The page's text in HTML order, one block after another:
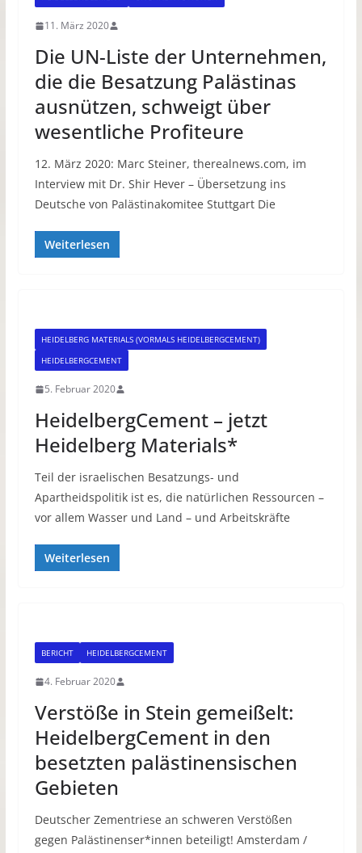
11. März 2020
Die UN-Liste der Unternehmen,
die die Besatzung Palästinas
ausnützen, schweigt über
wesentliche Profiteure
12. März 2020: Marc Steiner, therealnews.com, im
Interview mit Dr. Shir Hever – Übersetzung ins
Deutsche von Palästinakomitee Stuttgart Die
Weiterlesen
HEIDELBERG MATERIALS (VORMALS HEIDELBERGCEMENT)
HEIDELBERGCEMENT
5. Februar 2020
HeidelbergCement – jetzt
Heidelberg Materials*
Teil der israelischen Besatzungs- und
Apartheidspolitik ist es, die natürlichen Ressourcen –
vor allem Wasser und Land – und Arbeitskräfte
Weiterlesen
BERICHT HEIDELBERGCEMENT
4. Februar 2020
Verstöße in Stein gemeißelt:
HeidelbergCement in den
besetzten palästinensischen
Gebieten
Deutscher Zementriese an schweren Verstößen
gegen Palästinenser*innen beteiligt! Amsterdam /